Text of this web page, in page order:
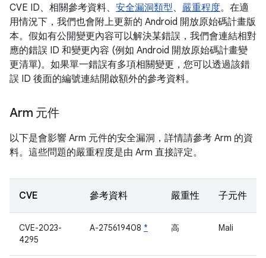
CVE ID、相關參考資料、 安全漏洞類型、 嚴重程度。在適
用情況下，我們也會附上更新的 Android 開放原始碼計畫版
本。假如有公開變更內容可以解決某錯誤，我們會連結相對
應的錯誤 ID 和變更內容 (例如 Android 開放原始碼計畫變
更清單)。如果單一錯誤有多項相關變更，您可以透過該錯
誤 ID 後面的編號連結開啟額外的參考資料。
Arm 元件
以下是會影響 Arm 元件的安全漏洞，詳情請參考 Arm 的資
料。這些問題的嚴重程度是由 Arm 直接評定。
CVE 參考資料 嚴重性 子元件
CVE-2023-
4295
A-275619408 * 高 Mali